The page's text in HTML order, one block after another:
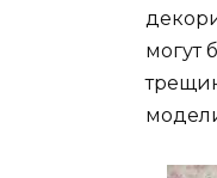
могут